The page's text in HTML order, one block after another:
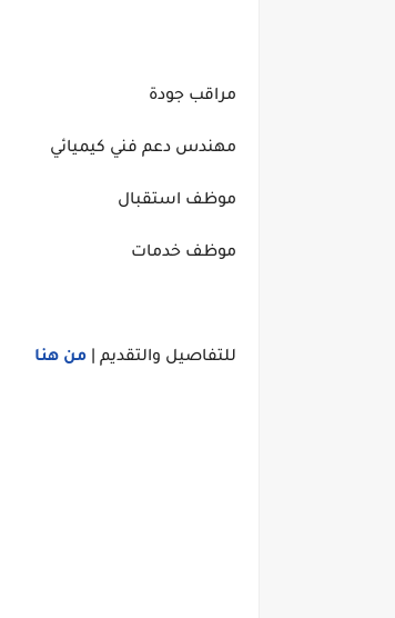
مراقب جودة
مهندس دعم فني كيميائي
موظف استقبال
موظف خدمات
للتفاصيل والتقديم | من هنا